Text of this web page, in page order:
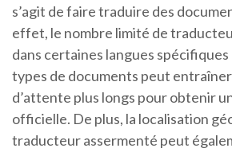
s’agit de faire traduire des
effet, le nombre limité de
dans certaines langues
types de documents peut entraîner
d’attente plus longs pour obtenir
officielle. De plus, la localisation
traducteur assermenté peut